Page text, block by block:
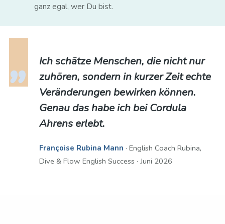
ganz egal, wer Du bist.
Ich schätze Menschen, die nicht nur
zuhören, sondern in kurzer Zeit echte
Veränderungen bewirken können.
Genau das habe ich bei Cordula
Ahrens erlebt.
Françoise Rubina Mann · English Coach Rubina,
Dive & Flow English Success · Juni 2026